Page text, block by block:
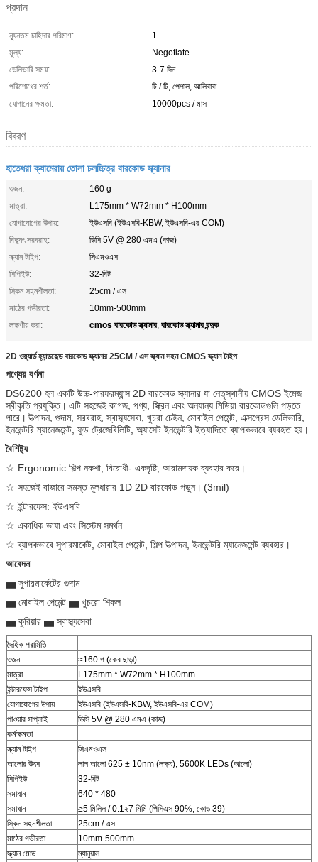
প্রদান
ন্যূনতম চাহিদার পরিমাণ:
1
মূল্য:
Negotiate
ডেলিভারি সময়:
3-7 দিন
পরিশোধের শর্ত:
টি / টি, পেপাল, আলিবাবা
যোগানের ক্ষমতা:
10000pcs / মাস
বিবরণ
হাতেধরা ক্যামেরায় তোলা চলচ্চিত্র বারকোড স্ক্যানার
ওজন:
160 g
মাত্রা:
L175mm * W72mm * H100mm
যোগাযোগের উপায়:
ইউএসবি (ইউএসবি-KBW, ইউএসবি-এর COM)
বিদ্যুৎ সরবরাহ:
ডিসি 5V @ 280 এমএ (কাজ)
স্ক্যান টাইপ:
সিএমওএস
সিপিইউ:
32-বিট
স্কিন সহনশীলতা:
25cm / এস
মাঠের গভীরতা:
10mm-500mm
লক্ষণীয় করা:
cmos বারকোড স্ক্যানার, বারকোড স্ক্যানার বন্দুক
2D ওয়্যার্ড হ্যান্ডহেল্ড বারকোড স্ক্যানার 25CM / এস স্ক্যান সহন CMOS স্ক্যান টাইপ
পণ্যের বর্ণনা
DS6200 হল একটি উচ্চ-পারফরম্যান্স 2D বারকোড স্ক্যানার যা নেতৃস্থানীয় CMOS ইমেজ
স্বীকৃতি প্রযুক্তি। এটি সহজেই কাগজ, পণ্য, স্ক্রিন এবং অন্যান্য মিডিয়া বারকোডগুলি পড়তে
পারে। উত্পাদন, গুদাম, সরবরাহ, স্বাস্থ্যসেবা, খুচরা চেইন, মোবাইল পেমেন্ট, এক্সপ্রেস ডেলিভারি,
ইনভেন্টরি ম্যানেজমেন্ট, ফুড ট্রেজেবিলিটি, অ্যাসেট ইনভেন্টরি ইত্যাদিতে ব্যাপকভাবে ব্যবহৃত হয়।
বৈশিষ্ট্য
☆ Ergonomic শিল্প নকশা, বিরোধী- একদৃষ্টি, আরামদায়ক ব্যবহার করে।
☆ সহজেই বাজারে সমস্ত মূলধারার 1D 2D বারকোড পড়ুন। (3mil)
☆ ইন্টারফেস: ইউএসবি
☆ একাধিক ভাষা এবং সিস্টেম সমর্থন
☆ ব্যাপকভাবে সুপারমার্কেট, মোবাইল পেমেন্ট, শিল্প উত্পাদন, ইনভেন্টরি ম্যানেজমেন্ট ব্যবহার।
আবেদন
▅ সুপারমার্কেটের গুদাম
▅ মোবাইল পেমেন্ট ▅ খুচরো শিকল
▅ কুরিয়ার ▅ স্বাস্থ্যসেবা
দৈহিক পরামিতি
ওজন
≈160 গ (কেব ছাড়া)
মাত্রা
L175mm * W72mm * H100mm
ইন্টারফেস টাইপ
ইউএসবি
যোগাযোগের উপায়
ইউএসবি (ইউএসবি-KBW, ইউএসবি-এর COM)
পাওয়ার সাপ্লাই
ডিসি 5V @ 280 এমএ (কাজ)
কর্মক্ষমতা
স্ক্যান টাইপ
সিএমওএস
আলোর উৎস
লাল আলো 625 ± 10nm (লক্ষ্য), 5600K LEDs (আলো)
সিপিইউ
32-বিট
সমাধান
640 * 480
সমাধান
≥5 মিলিল / 0.1২7 মিমি (পিসিএস 90%, কোড 39)
স্কিন সহনশীলতা
25cm / এস
মাঠের গভীরতা
10mm-500mm
স্ক্যান মোড
ম্যানুয়াল